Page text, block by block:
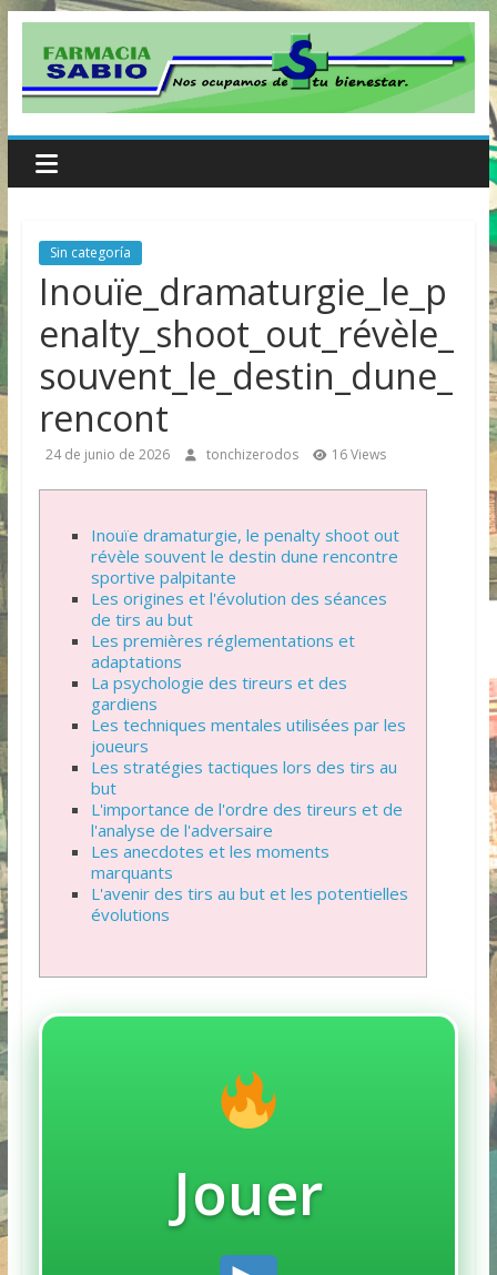
Skip
content
Farmacia
Farmacia
Sabio
Sin categoría
Inouïe_dramaturgie_le_p
enalty_shoot_out_révèle_
souvent_le_destin_dune_
rencont
24 de junio de 2026 tonchizerodos 16 Views
Inouïe dramaturgie, le penalty shoot out
révèle souvent le destin dune rencontre
sportive palpitante
Les origines et l'évolution des séances
de tirs au but
Les premières réglementations et
adaptations
La psychologie des tireurs et des
gardiens
Les techniques mentales utilisées par les
joueurs
Les stratégies tactiques lors des tirs au
but
L'importance de l'ordre des tireurs et de
l'analyse de l'adversaire
Les anecdotes et les moments
marquants
L'avenir des tirs au but et les potentielles
évolutions
Jouer